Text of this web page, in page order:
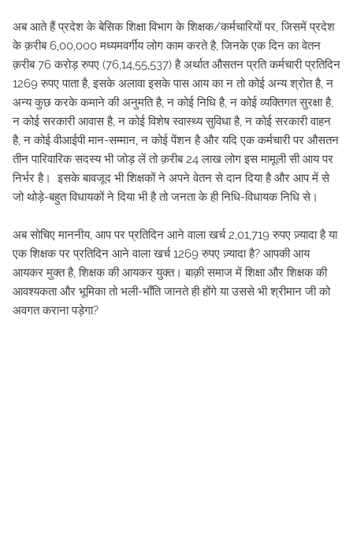
अब आते हैं प्रदेश के बेसिक शिक्षा विभाग के शिक्षक/कर्मचारियों पर, जिसमें प्रदेश
के क़रीब 6,00,000 मध्यमवर्गीय लोग काम करते है, जिनके एक दिन का वेतन
क़रीब 76 करोड़ रुपए (76,14,55,537) है अर्थात औसतन प्रति कर्मचारी प्रतिदिन
1269 रुपए पाता है, इसके अलावा इसके पास आय का न तो कोई अन्य श्रोत है, न
अन्य कुछ करके कमाने की अनुमति है, न कोई निधि है, न कोई व्यक्तिगत सुरक्षा है,
न कोई सरकारी आवास है, न कोई विशेष स्वास्थ्य सुविधा है, न कोई सरकारी वाहन
है, न कोई वीआईपी मान-सम्मान, न कोई पेंशन है और यदि एक कर्मचारी पर औसतन
तीन पारिवारिक सदस्य भी जोड़ लें तो क़रीब 24 लाख लोग इस मामूली सी आय पर
निर्भर है। इसके बावजूद भी शिक्षकों ने अपने वेतन से दान दिया है और आप में से
जो थोड़े-बहुत विधायकों ने दिया भी है तो जनता के ही निधि-विधायक निधि से।
अब सोचिए माननीय, आप पर प्रतिदिन आने वाला खर्च 2,01,719 रुपए ज़्यादा है या
एक शिक्षक पर प्रतिदिन आने वाला खर्च 1269 रुपए ज़्यादा है? आपकी आय
आयकर मुक्त है, शिक्षक की आयकर युक्त। बाक़ी समाज में शिक्षा और शिक्षक की
आवश्यकता और भूमिका तो भली-भाँति जानते ही होंगे या उससे भी श्रीमान जी को
अवगत कराना पड़ेगा?